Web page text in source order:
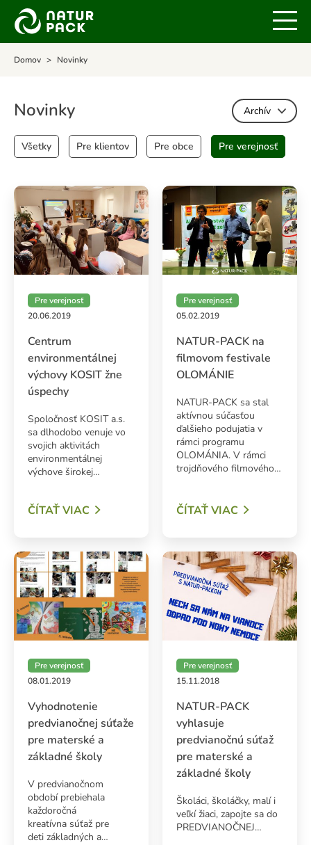
Domov Novinky
Novinky
Všetky Pre klientov Pre obce Pre verejnosť
Archív
Pre verejnosť
20.06.2019
Centrum
environmentálnej
výchovy KOSIT žne
úspechy
Spoločnosť KOSIT a.s.
sa dlhodobo venuje vo
svojich aktivitách
environmentálnej
výchove širokej…
ČÍTAŤ VIAC
Pre verejnosť
05.02.2019
NATUR-PACK na
filmovom festivale
OLOMÁNIE
NATUR-PACK sa stal
aktívnou súčasťou
ďalšieho podujatia v
rámci programu
OLOMÁNIA. V rámci
trojdňového filmového…
ČÍTAŤ VIAC
Pre verejnosť
08.01.2019
Vyhodnotenie
predvianočnej súťaže
pre materské a
základné školy
V predvianočnom
období prebiehala
každoročná
kreatívna súťaž pre
deti základných a…
Pre verejnosť
15.11.2018
NATUR-PACK
vyhlasuje
predvianočnú súťaž
pre materské a
základné školy
Školáci, školáčky, malí i
veľkí žiaci, zapojte sa do
PREDVIANOČNEJ…